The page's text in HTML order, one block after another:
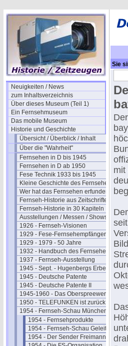
Neuigkeiten / News
zum Inhaltsverzeichnis
Über dieses Museum (Teil 1)
Ein Fernsehmuseum
Das mobile Museum
Historie und Geschichte
Übersicht / Überblick / Inhalt
Über die "Wahrheit"
Fernsehen in D bis 1945
Fernsehen in D ab 1950
Fese Technik 1933 bis 1945
Kleine Geschichte des Fernsehens
Wer hat das Fernsehen erfunden?
Fernseh-Historie aus Zeitschriften
Fernseh-Historie in 30 Kapiteln
Ausstellungen / Messen / Shows
1926 - Fernseh-Visionen
1929 - Fese-Fernsehempfänger
1929 - 1979 - 50 Jahre
1932 - Handbuch des Fernsehens
1937 - Fernseh-Ausstellung
1945 - Sept. - Hugenbergs Erbe
1945 - Deutsche Patente
1945 - Deutsche Patente II
1945-1960 - Das Oberspreewerk
1950 - TELEFUNKEN ist zurück
1954 - Fernseh-Schau München
1954 - Fernsehprodukte
1954 - Fernseh-Schau Geleitwort
1954 - Der Sender Freimann
Sie
mit